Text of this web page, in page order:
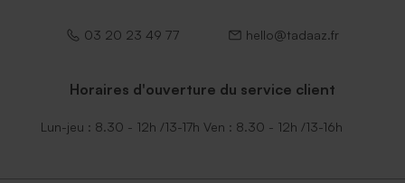
03 20 23 49 77 hello@tadaaz.fr
Horaires d'ouverture du service client
Lun-jeu : 8.30 - 12h /13-17h Ven : 8.30 - 12h /13-16h